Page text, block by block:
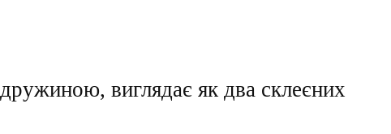
виглядає як два склеєних